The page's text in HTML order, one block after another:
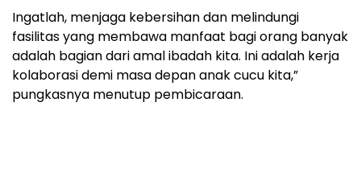
Ingatlah, menjaga kebersihan dan melindungi
fasilitas yang membawa manfaat bagi orang banyak
adalah bagian dari amal ibadah kita. Ini adalah kerja
kolaborasi demi masa depan anak cucu kita,”
pungkasnya menutup pembicaraan.